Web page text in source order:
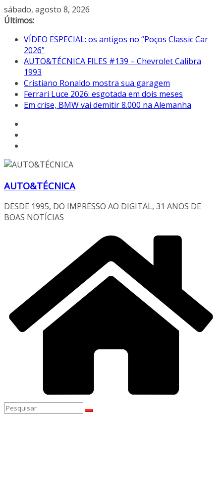
Pular
para
conteúdo
sábado, agosto 8, 2026
Últimos:
VÍDEO ESPECIAL: os antigos no “Poços Classic Car
2026”
AUTO&TÉCNICA FILES #139 – Chevrolet Calibra
1993
Cristiano Ronaldo mostra sua garagem
Ferrari Luce 2026: esgotada em dois meses
Em crise, BMW vai demitir 8.000 na Alemanha
AUTO&TÉCNICA
DESDE 1995, DO IMPRESSO AO DIGITAL, 31 ANOS DE
BOAS NOTÍCIAS